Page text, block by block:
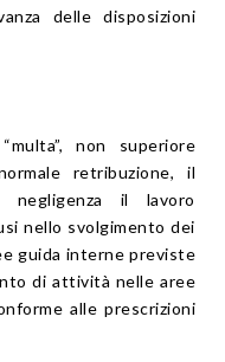
delle disposizioni
non superiore
retribuzione, il
negligenza il lavoro
nello svolgimento dei
guida interne previste
di attività nelle aree
alle prescrizioni